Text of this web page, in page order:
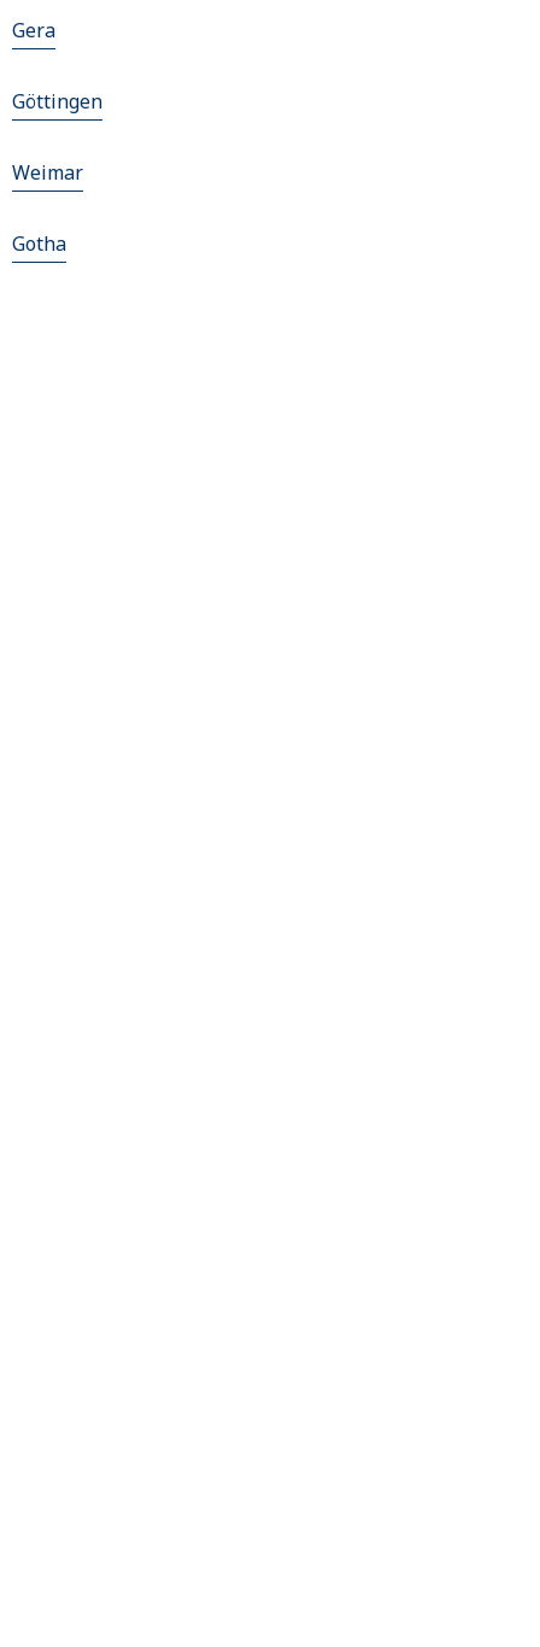
Gera
Göttingen
Weimar
Gotha